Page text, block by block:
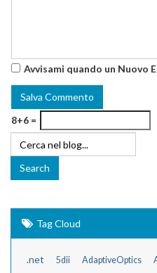
Avvisami quando un Nuovo
8+6 =
Tag Cloud
.net 5dii AdaptiveOptics